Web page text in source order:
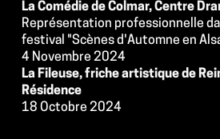
La Comédie de Colmar, Centre
Représentation professionnelle
festival "Scènes d'Automne en
4 Novembre 2024
La Fileuse, friche artistique de
Résidence
18 Octobre 2024